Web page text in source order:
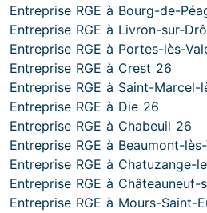
Entreprise RGE à Bourg-de-
Entreprise RGE à Livron-sur-
Entreprise RGE à Portes-lès-
Entreprise RGE à Crest 26
Entreprise RGE à Saint-Marcel-
Entreprise RGE à Die 26
Entreprise RGE à Chabeuil 26
Entreprise RGE à Beaumont-
Entreprise RGE à Chatuzange-
Entreprise RGE à Châteauneuf-
Entreprise RGE à Mours-Saint-